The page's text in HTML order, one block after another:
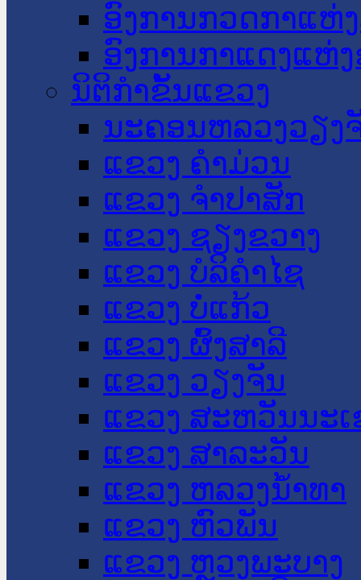
ອົງການກວດກາແຫ່
ອົງການກາແດງແຫ່
ນິຕິກໍາຂັ້ນແຂວງ
ນະ​ຄອນ​ຫລວງວຽງ
ແຂວງ ຄໍາມ່ວນ
ແຂວງ ຈໍາປາສັກ
ແຂວງ ຊຽງຂວາງ
ແຂວງ ບໍລິຄໍາໄຊ
ແຂວງ ບໍ່ແກ້ວ
ແຂວງ ຜົ້ງສາລີ
ແຂວງ ວຽງຈັນ
ແຂວງ ສະຫວັນນະ
ແຂວງ ສາລະວັນ
ແຂວງ ຫລວງນໍ້າທາ
ແຂວງ ຫົວພັນ
ແຂວງ ຫຼວງພະບາງ